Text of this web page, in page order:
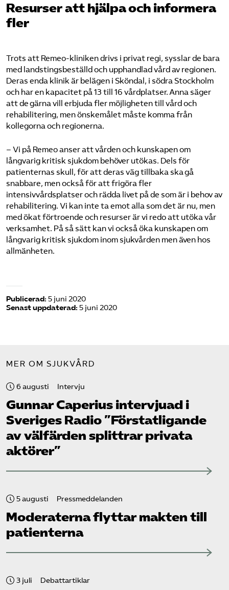
Resurser att hjälpa och informera
fler
Trots att Remeo-kliniken drivs i privat regi, sysslar de bara
med landstingsbeställd och upphandlad vård av regionen.
Deras enda klinik är belägen i Sköndal, i södra Stockholm
och har en kapacitet på 13 till 16 vårdplatser. Anna säger
att de gärna vill erbjuda fler möjligheten till vård och
rehabilitering, men önskemålet måste komma från
kollegorna och regionerna.
– Vi på Remeo anser att vården och kunskapen om
långvarig kritisk sjukdom behöver utökas. Dels för
patienternas skull, för att deras väg tillbaka ska gå
snabbare, men också för att frigöra fler
intensivvårdsplatser och rädda livet på de som är i behov av
rehabilitering. Vi kan inte ta emot alla som det är nu, men
med ökat förtroende och resurser är vi redo att utöka vår
verksamhet. På så sätt kan vi också öka kunskapen om
långvarig kritisk sjukdom inom sjukvården men även hos
allmänheten.
Publicerad: 5 juni 2020
Senast uppdaterad: 5 juni 2020
MER OM SJUKVÅRD
6 augusti Intervju
Gunnar Caperius intervjuad i
Sveriges Radio ”Förstatligande
av välfärden splittrar privata
aktörer”
5 augusti Pressmeddelanden
Moderaterna flyttar makten till
patienterna
3 juli Debattartiklar